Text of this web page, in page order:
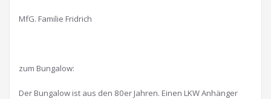
MfG. Familie Fridrich
zum Bungalow:
Der Bungalow ist aus den 80er Jahren. Einen LKW Anhänger